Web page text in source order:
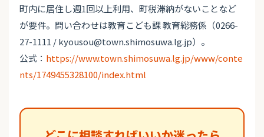
町内に居住し週1回以上利用、町税滞納がないことなど
が要件。問い合わせは教育こども課 教育総務係（0266-
27-1111 / kyousou@town.shimosuwa.lg.jp）。
公式： https://www.town.shimosuwa.lg.jp/www/conte
nts/1749455328100/index.html